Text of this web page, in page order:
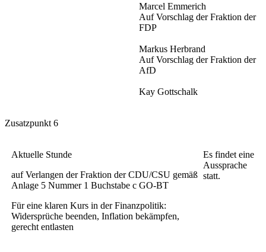
Marcel Emmerich
Auf Vorschlag der Fraktion der
FDP
Markus Herbrand
Auf Vorschlag der Fraktion der
AfD
Kay Gottschalk
Zusatzpunkt 6
Aktuelle Stunde
auf Verlangen der Fraktion der CDU/CSU gemäß
Anlage 5 Nummer 1 Buchstabe c GO-BT
Für eine klaren Kurs in der Finanzpolitik:
Widersprüche beenden, Inflation bekämpfen,
gerecht entlasten
Es findet eine
Aussprache
statt.